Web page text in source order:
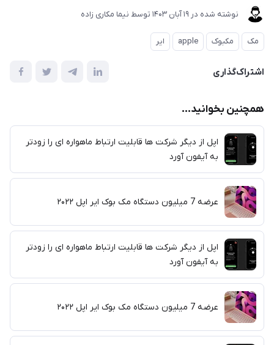
نوشته شده در 19 آبان 1403 توسط نیما مکاری زاده
مک مکبوک apple ایر
اشتراک‌گذاری
همچنین بخوانید...
اپل از دیگر شرکت ها قابلیت ارتباط ماهواره ای را زودتر
به آیفون آورد
عرضه 7 میلیون دستگاه مک بوک ایر اپل ۲۰۲۲
اپل از دیگر شرکت ها قابلیت ارتباط ماهواره ای را زودتر
به آیفون آورد
عرضه 7 میلیون دستگاه مک بوک ایر اپل ۲۰۲۲